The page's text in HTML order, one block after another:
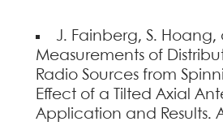
J. Fainberg, S.
Measurements of
Radio Sources from
Effect of a Tilted Axial
Application and Results.